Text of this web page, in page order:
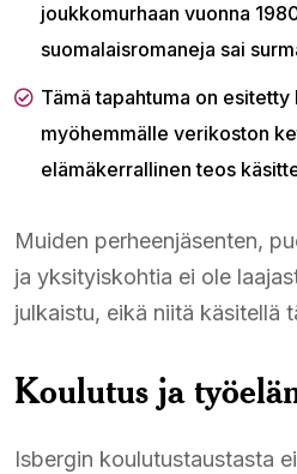
joukkomurhaan vuonna
suomalaisromaneja sai
Tämä tapahtuma on
myöhemmälle verikoston
elämäkerrallinen teos
Muiden perheenjäsenten,
ja yksityiskohtia ei ole
julkaistu, eikä niitä käsitellä
Koulutus ja
Isbergin koulutustaustasta